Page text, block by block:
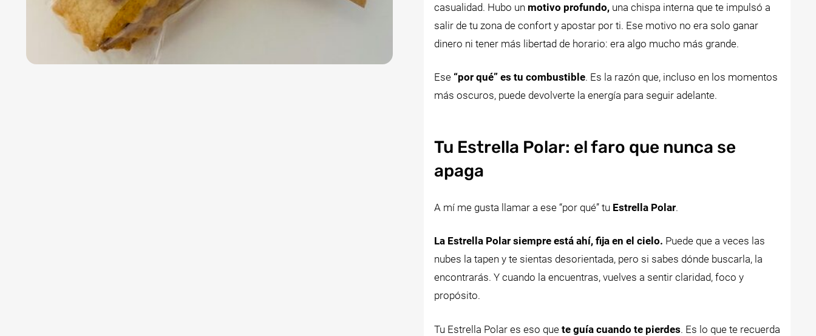
casualidad. Hubo un motivo profundo,una chispa interna que te impulsó a
salir de tu zona de confort y apostar por ti. Ese motivo no era solo ganar
dinero ni tener más libertad de horario: era algo mucho más grande.
Ese “por qué” es tu combustible. Es la razón que, incluso en los momentos
más oscuros, puede devolverte la energía para seguir adelante.
Tu Estrella Polar: el faro que nunca se
apaga
A mí me gusta llamar a ese “por qué” tu Estrella Polar.
La Estrella Polar siempre está ahí, fija en el cielo. Puede que a veces las
nubes la tapen y te sientas desorientada, pero si sabes dónde buscarla, la
encontrarás. Y cuando la encuentras, vuelves a sentir claridad, foco y
propósito.
Tu Estrella Polar es eso que te guía cuando te pierdes. Es lo que te recuerda